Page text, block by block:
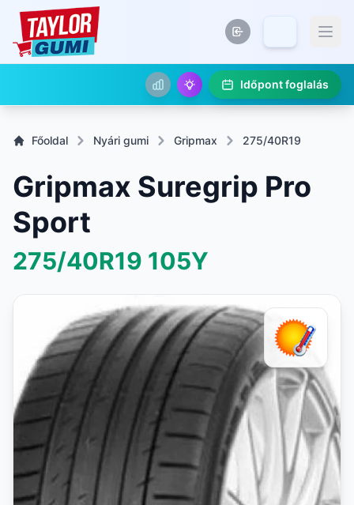
Időpont foglalás
Főoldal Nyári gumi Gripmax 275/40R19
Gripmax Suregrip Pro
Sport
275/40R19 105Y